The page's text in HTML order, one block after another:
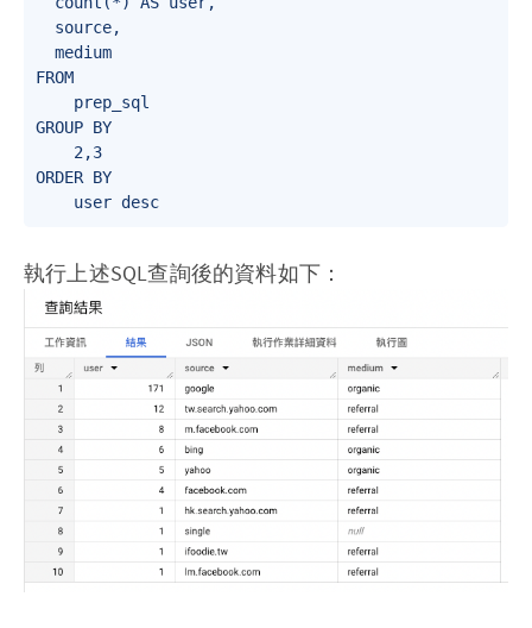
  source,
  medium
FROM
    prep_sql
GROUP BY
    2,3
ORDER BY
執行上述SQL查詢後的資料如下：